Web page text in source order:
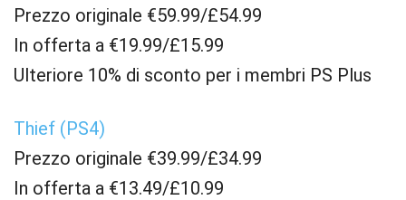
Prezzo originale €59.99/£54.99
In offerta a €19.99/£15.99
Ulteriore 10% di sconto per i membri PS Plus
Thief (PS4)
Prezzo originale €39.99/£34.99
In offerta a €13.49/£10.99